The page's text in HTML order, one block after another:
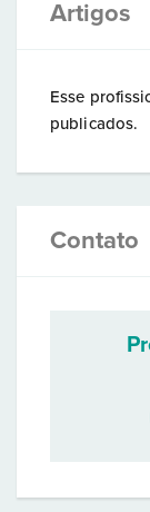
Artigos
Esse
publicados.
Contato